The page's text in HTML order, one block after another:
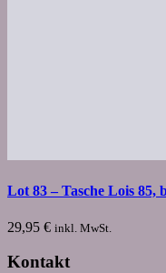
Lot 83 – Tasche Lois 85,
29,95 € inkl. MwSt.
Kontakt